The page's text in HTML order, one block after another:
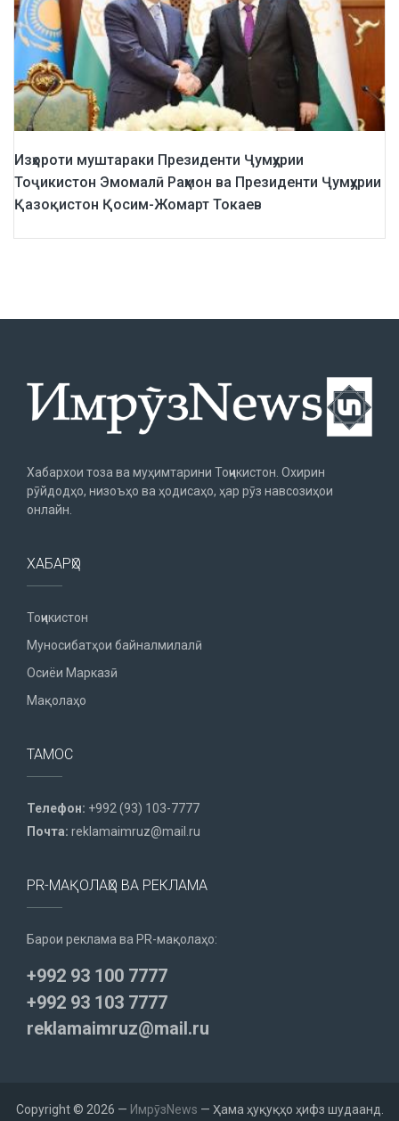
Изҳороти муштараки Президенти Ҷумҳурии
Тоҷикистон Эмомалӣ Раҳмон ва Президенти Ҷумҳурии
Қазоқистон Қосим-Жомарт Токаев
Хабархои тоза ва муҳимтарини Тоҷикистон. Охирин
рӯйдодҳо, низоъҳо ва ҳодисаҳо, ҳар рӯз навсозиҳои
онлайн.
ХАБАРҲО
Тоҷикистон
Муносибатҳои байналмилалӣ
Осиёи Марказӣ
Мақолаҳо
ТАМОС
Телефон: +992 (93) 103-7777
Почта: reklamaimruz@mail.ru
PR-МАҚОЛАҲО ВА РЕКЛАМА
Барои реклама ва PR-мақолаҳо:
+992 93 100 7777
+992 93 103 7777
reklamaimruz@mail.ru
Copyright © 2026 — ИмрӯзNews — Ҳама ҳуқуқҳо ҳифз шудаанд.